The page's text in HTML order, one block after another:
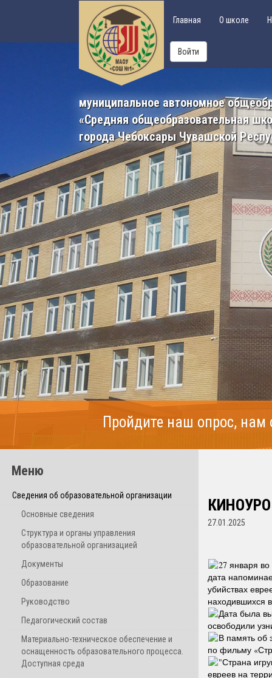
Главная О школе
Войти
муниципальное автономное
«Средняя общеобразовательная
города Чебоксары Чувашской
Пройдите наш опрос,
Меню
Сведения об образовательной организации
Основные сведения
Структура и органы управления
образовательной организацией
Документы
Образование
Руководство
Педагогический состав
Материально-техническое обеспечение и
оснащенность образовательного процесса.
Доступная среда
27.01.2025
27 января
дата
убийствах
находившихся
Дата была
освободили
В память об
по фильму
"Страна
евреев на